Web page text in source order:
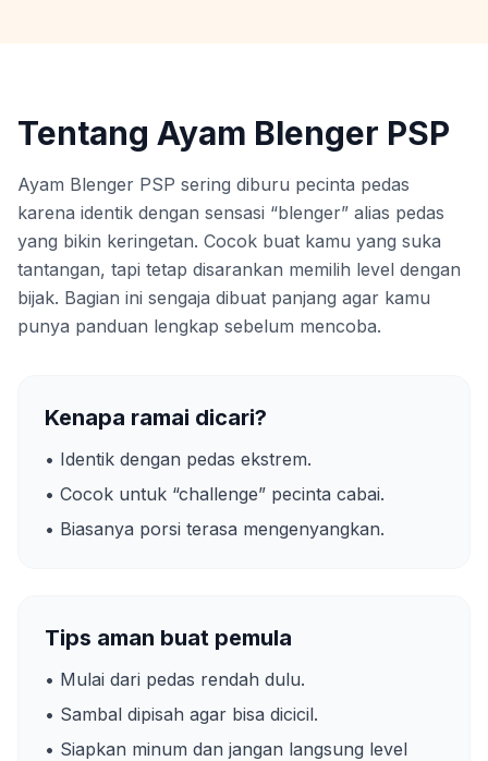
Tentang Ayam Blenger PSP
Ayam Blenger PSP sering diburu pecinta pedas
karena identik dengan sensasi “blenger” alias pedas
yang bikin keringetan. Cocok buat kamu yang suka
tantangan, tapi tetap disarankan memilih level dengan
bijak. Bagian ini sengaja dibuat panjang agar kamu
punya panduan lengkap sebelum mencoba.
Kenapa ramai dicari?
• Identik dengan pedas ekstrem.
• Cocok untuk “challenge” pecinta cabai.
• Biasanya porsi terasa mengenyangkan.
Tips aman buat pemula
• Mulai dari pedas rendah dulu.
• Sambal dipisah agar bisa dicicil.
• Siapkan minum dan jangan langsung level